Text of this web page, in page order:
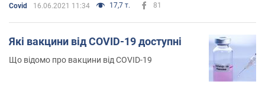
Covid 16.06.2021 11:34 17,7 т. 81
Які вакцини від COVID-19 доступні
Що відомо про вакцини від COVID-19